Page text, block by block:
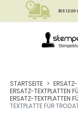
BIS 12:00
STARTSEITE
ERSATZ-
ERSATZ-TEXTPLATTEN
ERSATZ-TEXTPLATTEN
TEXTPLATTE FÜR